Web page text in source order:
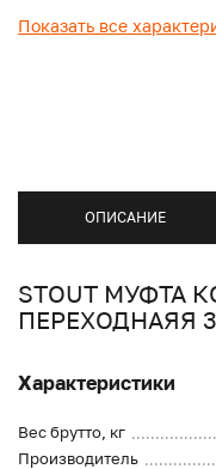
Показать все
ОПИСАНИЕ
STOUT МУФТА
ПЕРЕХОДНАЯЯ
Характеристики
Вес брутто, кг
Производитель